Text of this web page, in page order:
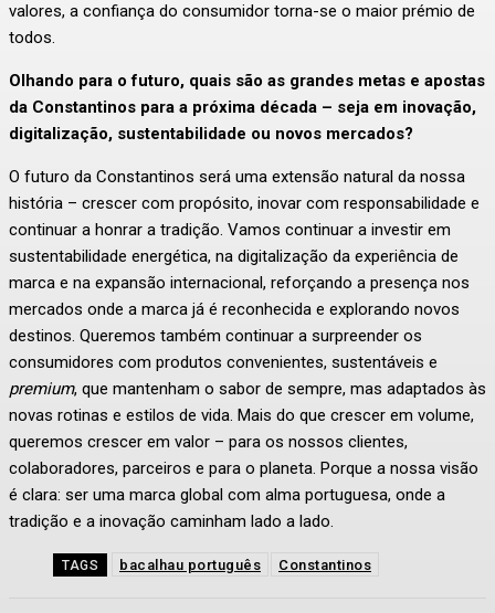
valores, a confiança do consumidor torna-se o maior prémio de
todos.
Olhando para o futuro, quais são as grandes metas e apostas
da Constantinos para a próxima década – seja em inovação,
digitalização, sustentabilidade ou novos mercados?
O futuro da Constantinos será uma extensão natural da nossa
história – crescer com propósito, inovar com responsabilidade e
continuar a honrar a tradição. Vamos continuar a investir em
sustentabilidade energética, na digitalização da experiência de
marca e na expansão internacional, reforçando a presença nos
mercados onde a marca já é reconhecida e explorando novos
destinos. Queremos também continuar a surpreender os
consumidores com produtos convenientes, sustentáveis e
premium, que mantenham o sabor de sempre, mas adaptados às
novas rotinas e estilos de vida. Mais do que crescer em volume,
queremos crescer em valor – para os nossos clientes,
colaboradores, parceiros e para o planeta. Porque a nossa visão
é clara: ser uma marca global com alma portuguesa, onde a
tradição e a inovação caminham lado a lado.
TAGS bacalhau português Constantinos